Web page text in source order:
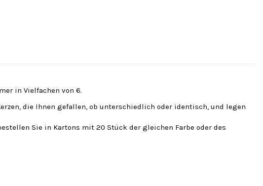
in Vielfachen von 6.
die Ihnen gefallen, ob unterschiedlich oder identisch, und legen
Sie in Kartons mit 20 Stück der gleichen Farbe oder des